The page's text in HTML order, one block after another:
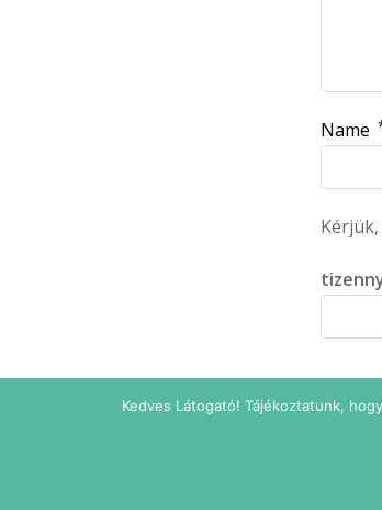
Name
Kedves Látogató! Tájékoztatunk,